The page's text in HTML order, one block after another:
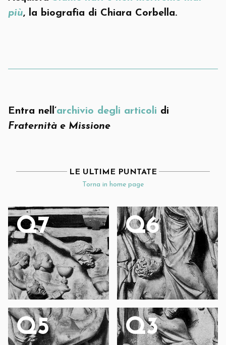
più, la biografia di Chiara Corbella.
Entra nell’archivio degli articoli di
Fraternità e Missione
LE ULTIME PUNTATE
Torna in home page
Q7 Q6
Q5 Q3